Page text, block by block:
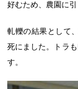
好むため、農園に
軋轢の結果として
死にました。トラ
す。